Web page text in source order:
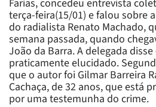
Farias, concedeu entrevista
terça-feira(15/01) e falou sobre
do radialista Renato Machado,
semana passada, quando
João da Barra. A delegada disse
praticamente elucidado.
que o autor foi Gilmar Barreira
Cachaça, de 32 anos, que está
por uma testemunha do crime.